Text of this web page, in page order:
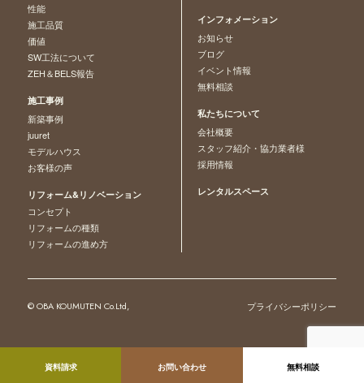
性能
施工品質
価値
SW工法について
ZEH＆BELS報告
施工事例
新築事例
juuret
モデルハウス
お客様の声
リフォーム&リノベーション
コンセプト
リフォームの種類
リフォームの進め方
インフォメーション
お知らせ
ブログ
イベント情報
無料相談
私たちについて
会社概要
スタッフ紹介・協力業者様
採用情報
レンタルスペース
© OBA KOUMUTEN Co.Ltd, プライバシーポリシー
資料請求 お問い合わせ 無料相談